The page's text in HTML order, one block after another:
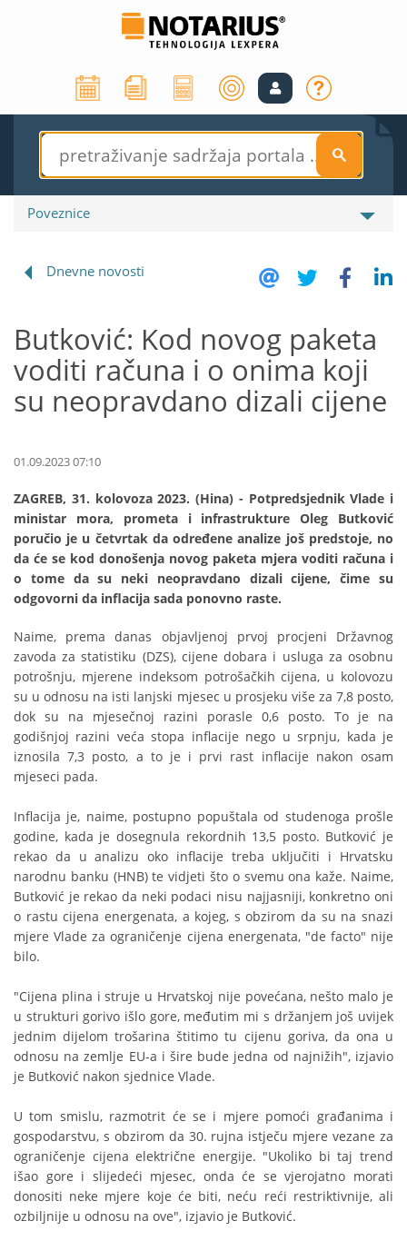
S
Poveznice
Dnevne novosti
Butković: Kod novog paketa
voditi računa i o onima koji
su neopravdano dizali cijene
01.09.2023 07:10
ZAGREB, 31. kolovoza 2023. (Hina) - Potpredsjednik Vlade i
ministar mora, prometa i infrastrukture Oleg Butković
poručio je u četvrtak da određene analize još predstoje, no
da će se kod donošenja novog paketa mjera voditi računa i
o tome da su neki neopravdano dizali cijene, čime su
odgovorni da inflacija sada ponovno raste.
Naime, prema danas objavljenoj prvoj procjeni Državnog
zavoda za statistiku (DZS), cijene dobara i usluga za osobnu
potrošnju, mjerene indeksom potrošačkih cijena, u kolovozu
su u odnosu na isti lanjski mjesec u prosjeku više za 7,8 posto,
dok su na mjesečnoj razini porasle 0,6 posto. To je na
godišnjoj razini veća stopa inflacije nego u srpnju, kada je
iznosila 7,3 posto, a to je i prvi rast inflacije nakon osam
mjeseci pada.
Inflacija je, naime, postupno popuštala od studenoga prošle
godine, kada je dosegnula rekordnih 13,5 posto. Butković je
rekao da u analizu oko inflacije treba uključiti i Hrvatsku
narodnu banku (HNB) te vidjeti što o svemu ona kaže. Naime,
Butković je rekao da neki podaci nisu najjasniji, konkretno oni
o rastu cijena energenata, a kojeg, s obzirom da su na snazi
mjere Vlade za ograničenje cijena energenata, "de facto" nije
bilo.
"Cijena plina i struje u Hrvatskoj nije povećana, nešto malo je
u strukturi gorivo išlo gore, međutim mi s držanjem još uvijek
jednim dijelom trošarina štitimo tu cijenu goriva, da ona u
odnosu na zemlje EU-a i šire bude jedna od najnižih", izjavio
je Butković nakon sjednice Vlade.
U tom smislu, razmotrit će se i mjere pomoći građanima i
gospodarstvu, s obzirom da 30. rujna istječu mjere vezane za
ograničenje cijena električne energije. "Ukoliko bi taj trend
išao gore i slijedeći mjesec, onda će se vjerojatno morati
donositi neke mjere koje će biti, neću reći restriktivnije, ali
ozbiljnije u odnosu na ove", izjavio je Butković.